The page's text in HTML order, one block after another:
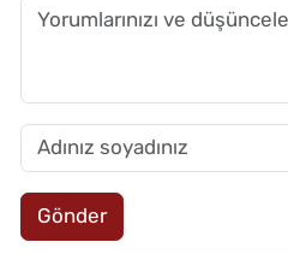
Gönder